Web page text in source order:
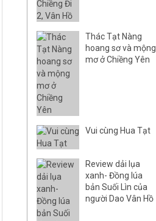
Thác Tạt Nàng
hoang sơ và mộng
mơ ở Chiềng Yên
Vui cùng Hua Tạt
Review dải lụa
xanh- Đồng lúa
bản Suối Lìn của
người Dao Vân Hồ